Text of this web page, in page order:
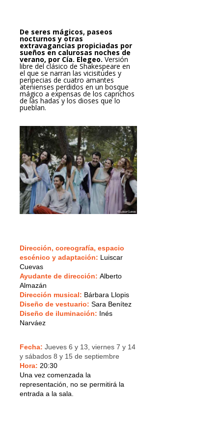
De seres mágicos, paseos
nocturnos y otras
extravagancias propiciadas por
sueños en calurosas noches de
verano, por Cía. Elegeo. Versión
libre del clásico de Shakespeare en
el que se narran las vicisitudes y
peripecias de cuatro amantes
atenienses perdidos en un bosque
mágico a expensas de los caprichos
de las hadas y los dioses que lo
pueblan.
Dirección, coreografía, espacio
escénico y adaptación: Luiscar
Cuevas
Ayudante de dirección: Alberto
Almazán
Dirección musical: Bárbara Llopis
Diseño de vestuario: Sara Benítez
Diseño de iluminación: Inés
Narváez
Fecha: Jueves 6 y 13, viernes 7 y 14
y sábados 8 y 15 de septiembre
Hora: 20:30
Una vez comenzada la
representación, no se permitirá la
entrada a la sala.